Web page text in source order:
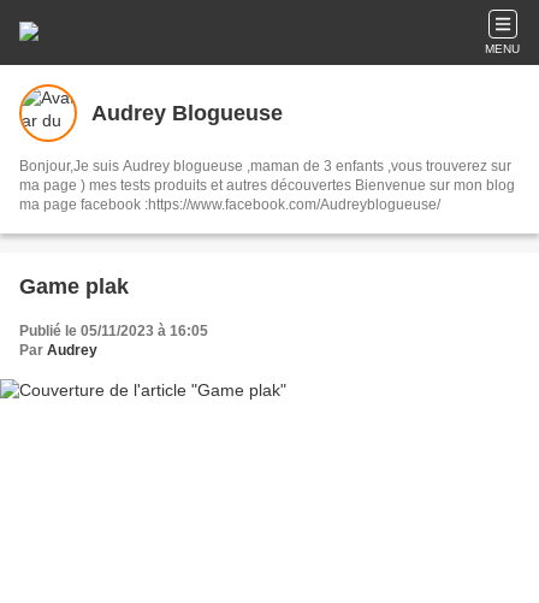
MENU
Audrey Blogueuse
Bonjour,Je suis Audrey blogueuse ,maman de 3 enfants ,vous trouverez sur
ma page ) mes tests produits et autres découvertes Bienvenue sur mon blog
ma page facebook :https://www.facebook.com/Audreyblogueuse/
Game plak
Publié le 05/11/2023 à 16:05
Par Audrey